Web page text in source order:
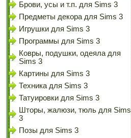
Брови, усы и т.п. для Sims 3
Предметы декора для Sims 3
Игрушки для Sims 3
Программы для Sims 3
Ковры, подушки, одеяла для
Sims 3
Картины для Sims 3
Техника для Sims 3
Татуировки для Sims 3
Шторы, жалюзи, тюль для Sims
3
Позы для Sims 3